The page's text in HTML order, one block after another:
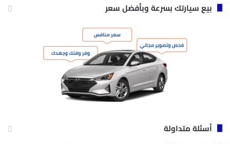
بيع سيارتك بسرعة وبأفضل سعر
أسئلة متداولة